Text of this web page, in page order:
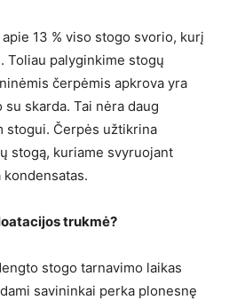
13 % viso stogo svorio, kurį
Toliau palyginkime stogų
čerpėmis apkrova yra
su skarda. Tai nėra daug
stogui. Čerpės užtikrina
stogą, kuriame svyruojant
trukmė?
stogo tarnavimo laikas
savininkai perka plonesnę